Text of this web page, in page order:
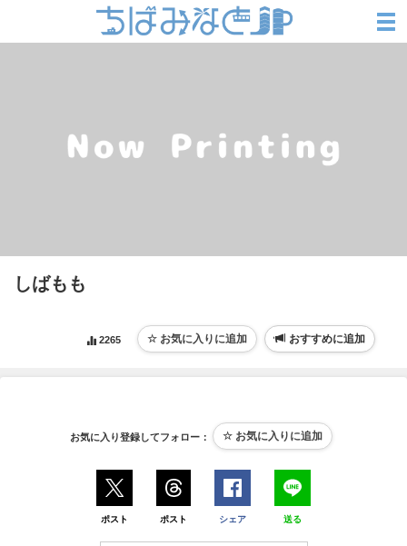
しばもも
2265 おすすめに追加
お気に入り登録してフォロー：
ポスト ポスト シェア 送る